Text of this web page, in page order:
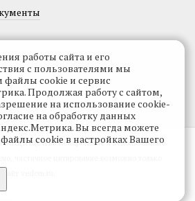
защищены.Копирование и использование
частичное цитирование возможно только
vedom.ru.
работы сайта и его
с пользователями мы
файлы cookie и сервис
Продолжая работу с сайтом,
на использование cookie-
на обработку данных
Вы всегда можете
cookie в настройках Вашего